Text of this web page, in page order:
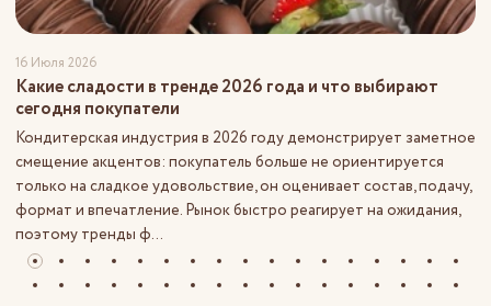
16 Июля 2026
Какие сладости в тренде 2026 года и что выбирают
сегодня покупатели
Кондитерская индустрия в 2026 году демонстрирует заметное
смещение акцентов: покупатель больше не ориентируется
только на сладкое удовольствие, он оценивает состав, подачу,
формат и впечатление. Рынок быстро реагирует на ожидания,
поэтому тренды ф...